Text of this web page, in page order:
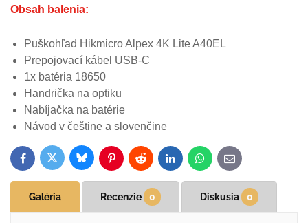
Obsah balenia:
Puškohľad Hikmicro Alpex 4K Lite A40EL
Prepojovací kábel USB-C
1x batéria 18650
Handrička na optiku
Nabíjačka na batérie
Návod v češtine a slovenčine
FacebookTwitterBlueskyPinterestReddit LinkedInWhatsApp
E-
mail
Galéria Recenzie 0 Diskusia 0